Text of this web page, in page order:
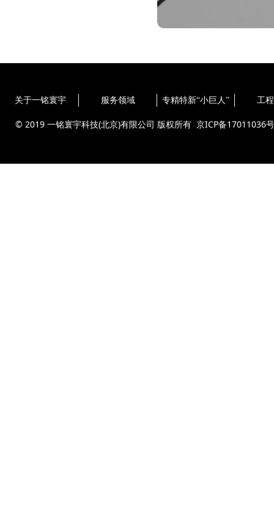
关于一铭寰宇 服务领域 专精特新“小巨人” 工
© 2019 一铭寰宇科技(北京)有限公司 版权所有 京ICP备17011036